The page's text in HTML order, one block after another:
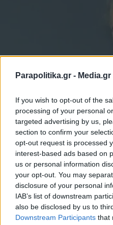
Parapolitika.gr - Media.gr
If you wish to opt-out of the
processing of your personal
targeted advertising by us,
section to confirm your
opt-out request is processed
interest-based ads based on
us or personal information
your opt-out. You may
disclosure of your personal
IAB’s list of downstream
also be disclosed by us to
Downstream Participants that
LIFESTYLE 01.04.2025
PARAPOLITIKA NEWSROOM
Η εξομολόγησή
"Μέχρι να γνωρίσω
αληταράς του
Εγγραφή